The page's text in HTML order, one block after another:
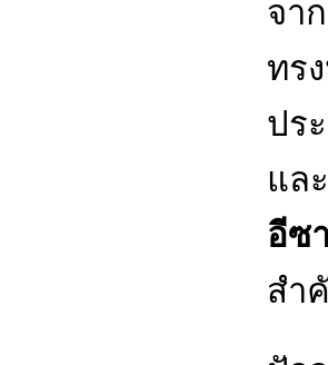
จา
ทร
ปร
แล
อีซา
สำ